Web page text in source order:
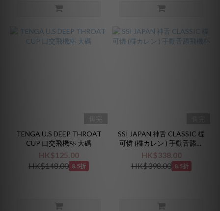
TENGA U.S DEEP THROAT
CUP 口交飛機杯 大碼
HK$125.00
HK$148.00 8.5折
SSI JAPAN 神舌 CLASSIC 楪
可憐 (楪カレン ) 手動舌舔飛
機杯
HK$338.00
HK$398.00 8.5折